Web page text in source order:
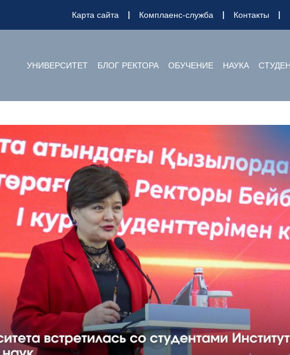
Карта сайта Комплаенс-служба Контакты
УНИВЕРСИТЕТ БЛОГ РЕКТОРА ОБУЧЕНИЕ НАУКА